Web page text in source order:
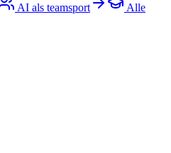
AI als teamsport
Alle